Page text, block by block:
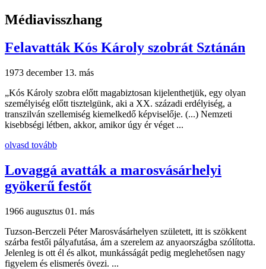
Médiavisszhang
Felavatták Kós Károly szobrát Sztánán
1973 december 13. más
„Kós Károly szobra előtt magabiztosan kijelenthetjük, egy olyan
személyiség előtt tisztelgünk, aki a XX. századi erdélyiség, a
transzilván szellemiség kiemelkedő képviselője. (...) Nemzeti
kisebbségi létben, akkor, amikor úgy ér véget ...
olvasd tovább
Lovaggá avatták a marosvásárhelyi
gyökerű festőt
1966 augusztus 01. más
Tuzson-Berczeli Péter Marosvásárhelyen született, itt is szökkent
szárba festői pályafutása, ám a szerelem az anyaországba szólította.
Jelenleg is ott él és alkot, munkásságát pedig meglehetősen nagy
figyelem és elismerés övezi. ...